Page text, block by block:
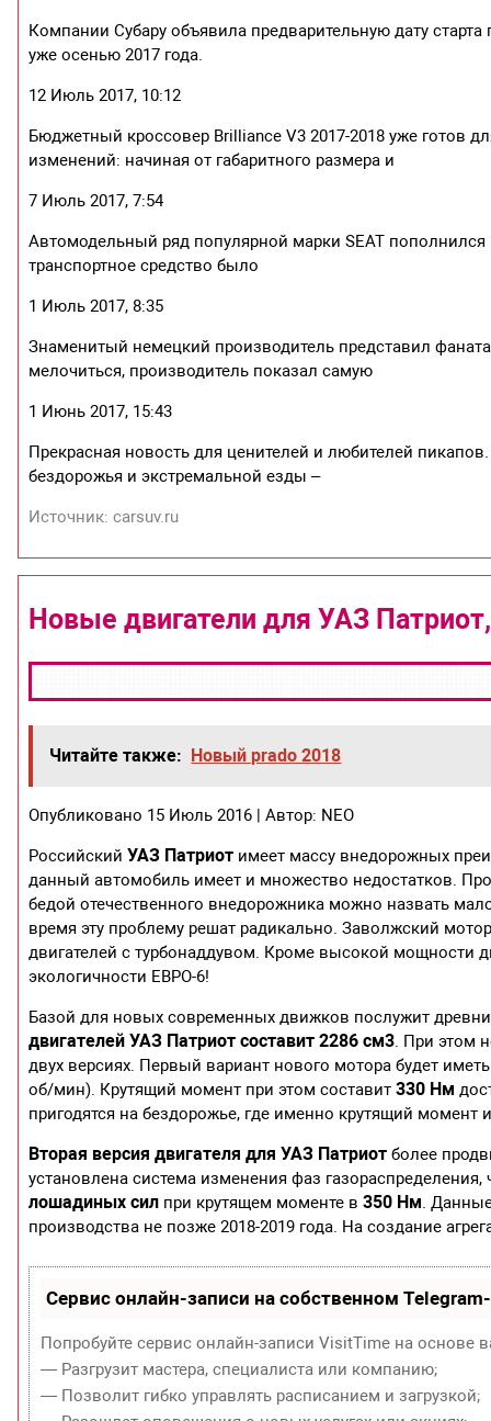
Компании Субару объявила предварительную дату
уже осенью 2017 года.
12 Июль 2017, 10:12
Бюджетный кроссовер Brilliance V3 2017-2018 уже готов
изменений: начиная от габаритного размера и
7 Июль 2017, 7:54
Автомодельный ряд популярной марки SEAT
транспортное средство было
1 Июль 2017, 8:35
Знаменитый немецкий производитель представил
мелочиться, производитель показал самую
1 Июнь 2017, 15:43
Прекрасная новость для ценителей и любителей
бездорожья и экстремальной езды –
Источник: carsuv.ru
Новые двигатели для УАЗ
Читайте также: Новый prado 2018
Опубликовано 15 Июль 2016 | Автор: NEO
Российский УАЗ Патриот имеет массу внедорожных
данный автомобиль имеет и множество недостатков.
бедой отечественного внедорожника можно назвать
время эту проблему решат радикально. Заволжский
двигателей с турбонаддувом. Кроме высокой мощности
экологичности ЕВРО-6!
Базой для новых современных движков послужит
двигателей УАЗ Патриот составит 2286 см3. При этом
двух версиях. Первый вариант нового мотора будет
об/мин). Крутящий момент при этом составит330 Нм
пригодятся на бездорожье, где именно крутящий момент
Вторая версия двигателя для УАЗ Патриот более
установлена система изменения фаз
лошадиных сил при крутящем моменте в350 Нм.
производства не позже 2018-2019 года. На создание
Сервис онлайн-записи на собственном
Попробуйте сервис онлайн-записи VisitTime на основе
— Разгрузит мастера, специалиста или компанию;
— Позволит гибко управлять расписанием и загрузкой;